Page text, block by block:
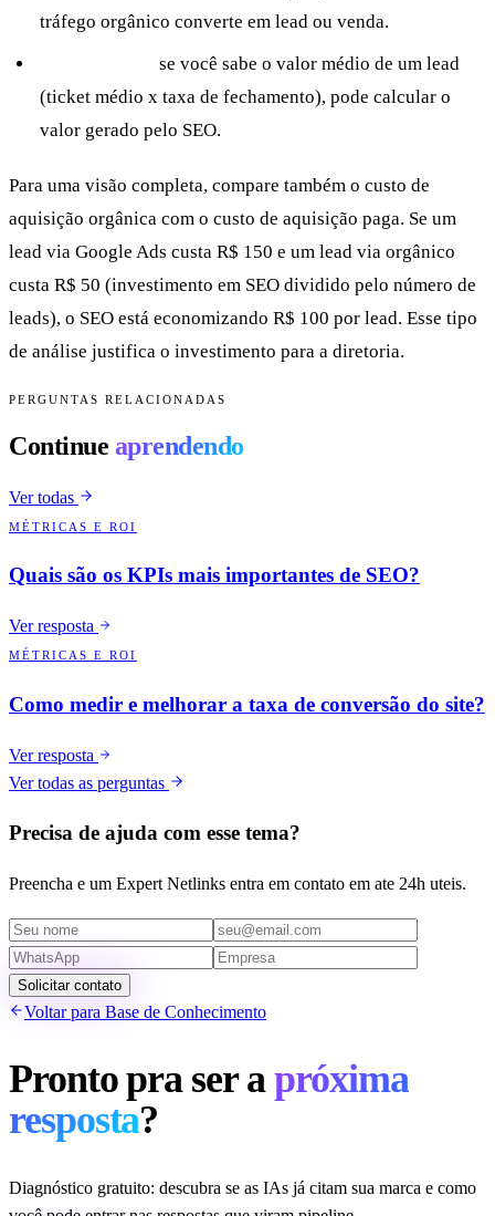
tráfego orgânico converte em lead ou venda.
se você sabe o valor médio de um lead
(ticket médio x taxa de fechamento), pode calcular o
valor gerado pelo SEO.
Para uma visão completa, compare também o custo de
aquisição orgânica com o custo de aquisição paga. Se um
lead via Google Ads custa R$ 150 e um lead via orgânico
custa R$ 50 (investimento em SEO dividido pelo número de
leads), o SEO está economizando R$ 100 por lead. Esse tipo
de análise justifica o investimento para a diretoria.
PERGUNTAS RELACIONADAS
Continue aprendendo
Ver todas
MÉTRICAS E ROI
Quais são os KPIs mais importantes de SEO?
Ver resposta
MÉTRICAS E ROI
Como medir e melhorar a taxa de conversão do site?
Ver resposta
Ver todas as perguntas
Precisa de ajuda com esse tema?
Preencha e um Expert Netlinks entra em contato em ate 24h uteis.
Solicitar contato
Voltar para Base de Conhecimento
Pronto pra ser a próxima
resposta?
Diagnóstico gratuito: descubra se as IAs já citam sua marca e como